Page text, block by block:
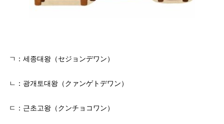
ㄱ：세종대왕（セジョンデワン）
ㄴ：광개토대왕（クァンゲトデワン）
ㄷ：근초고왕（クンチョコワン）